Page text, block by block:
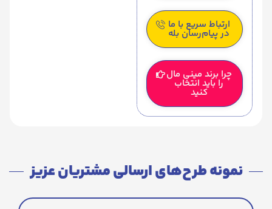
ارتباط سریع با ما
در پیام‌رسان بله
چرا برند مینی مال
را باید انتخاب
کنید
نمونه طرح‌های ارسالی مشتریان عزیز